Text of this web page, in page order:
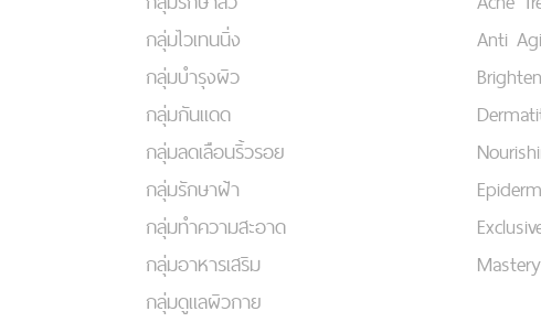
กลุ่มไวเทนนิ่ง
กลุ่มบำรุงผิว
กลุ่มกันแดด
กลุ่มลดเลือนริ้วรอย
กลุ่มรักษาฝ้า
กลุ่มทำความสะอาด
กลุ่มอาหารเสริม
กลุ่มดูแลผิวกาย
Anti